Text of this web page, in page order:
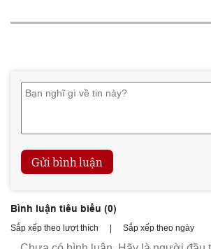
Gửi bình luận
Bình luận tiêu biểu (0)
Sắp xếp theo lượt thích Sắp xếp theo ngày